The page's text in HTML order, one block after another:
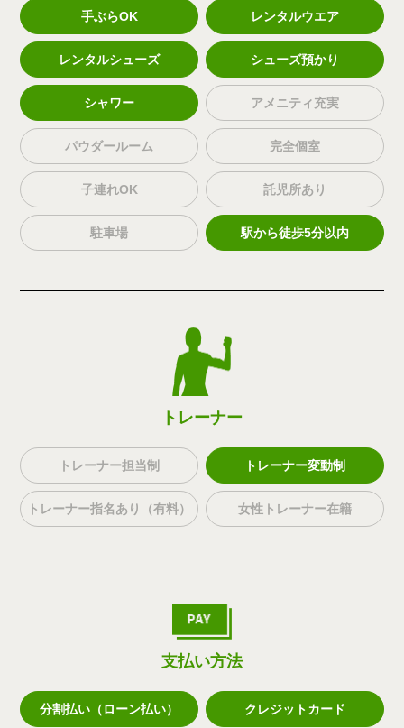
手ぶらOK レンタルウエア
レンタルシューズ シューズ預かり
シャワー アメニティ充実
パウダールーム 完全個室
子連れOK 託児所あり
駐車場 駅から徒歩5分以内
トレーナー
トレーナー担当制 トレーナー変動制
トレーナー指名あり（有料） 女性トレーナー在籍
支払い方法
分割払い（ローン払い） クレジットカード